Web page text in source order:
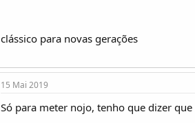
clássico para novas gerações
15 Mai 2019
Só para meter nojo, tenho que dizer